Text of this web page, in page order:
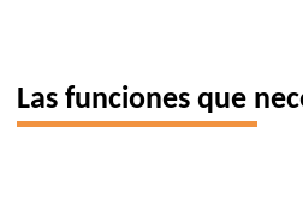
Las funciones que